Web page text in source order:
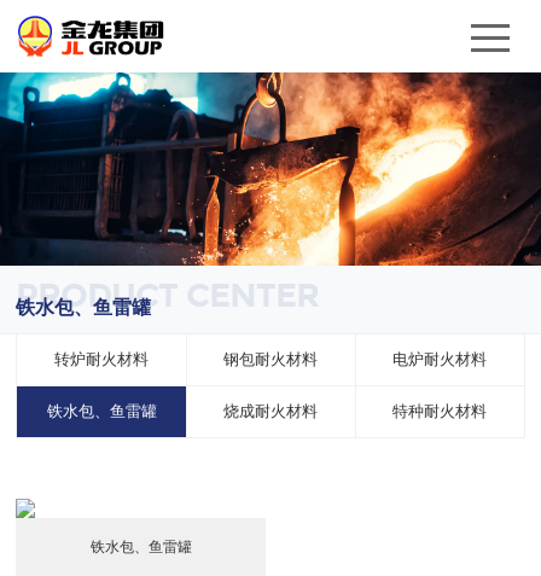
PRODUCT CENTER
铁水包、鱼雷罐
转炉耐火材料 钢包耐火材料 电炉耐火材料
铁水包、鱼雷罐 烧成耐火材料 特种耐火材料
铁水包、鱼雷罐